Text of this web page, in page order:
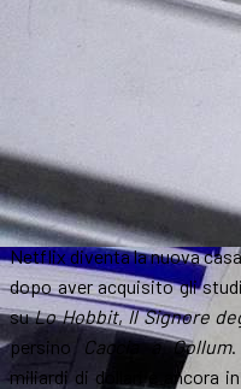
Netflix diventa la nuova
dopo aver acquisito gli
suLo Hobbit,Il Signore
persino
Caccia a Gollum.
miliardi di dollari e ancora